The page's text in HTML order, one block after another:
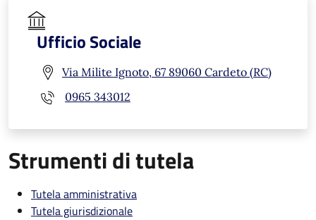
Ufficio Sociale
Via Milite Ignoto, 67 89060 Cardeto (RC)
0965 343012
Strumenti di tutela
Tutela amministrativa
Tutela giurisdizionale